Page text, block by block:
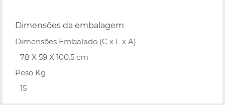
Dimensões da embalagem
Dimensões Embalado (C x L x A)
78 X 59 X 100.5 cm
Peso Kg
15